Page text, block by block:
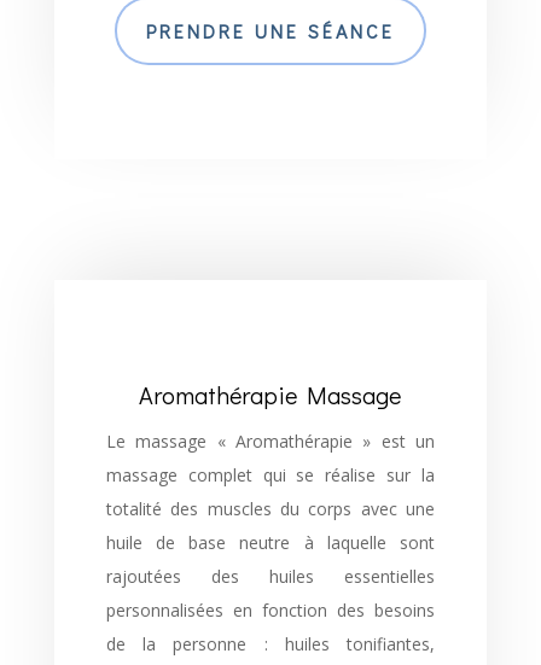
PRENDRE UNE SÉANCE
Aromathérapie Massage
Le massage « Aromathérapie » est un
massage complet qui se réalise sur la
totalité des muscles du corps avec une
huile de base neutre à laquelle sont
rajoutées des huiles essentielles
personnalisées en fonction des besoins
de la personne : huiles tonifiantes,